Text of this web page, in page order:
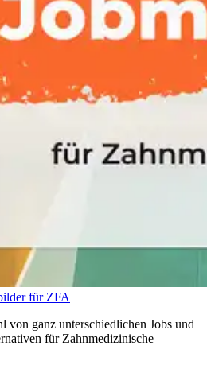
für ZFA
von ganz unterschiedlichen Jobs und
für Zahnmedizinische